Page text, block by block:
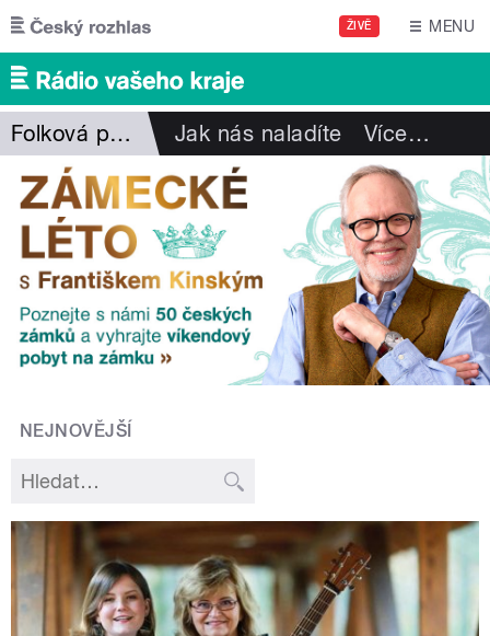
Přejít k hlavnímu obsahu
ŽIVĚ MENU
Folková pohlazení Jak nás naladíte Více…
NEJNOVĚJŠÍ